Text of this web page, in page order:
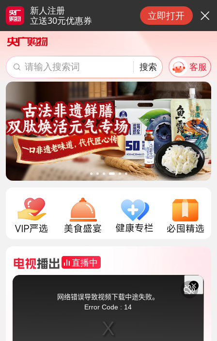
新人注册
立送30元优惠券
立即打开 
 请输入搜索词 搜索 搜索 客服
直播中
This
is
网络错误导致视频下载中途失败。
Error Code : 14
关